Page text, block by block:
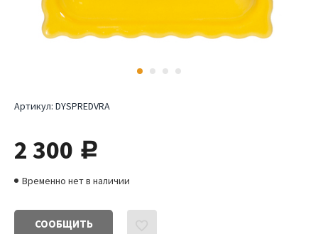
Артикул: DYSPREDVRA
2 300 руб.
Временно нет в наличии
СООБЩИТЬ